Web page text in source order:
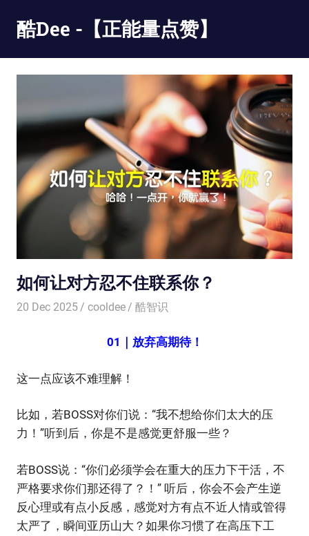
content
酷Dee -【正能量点赞】
有
酷
如何让对方忍不住联系你？
20 Dec 2025 cooldee 酷智识
01｜放弃高期待！
这一点应该不难理解！
比如，若BOSS对你们说：“我不想给你们太大的压
力！”听到后，你是不是感觉更舒服一些？
若BOSS说：“你们必须学会在重大的压力下干活，不
严格要求你们那还得了？！” 听后，你会不会产生逆
反心理或有点小反感，感觉对方有点不近人情或管得
太严了，瞬间亚历山大？如果你习惯了在高压下工